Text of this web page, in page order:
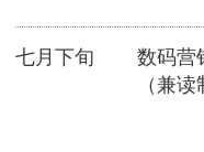
七月下旬
数码营
（兼读